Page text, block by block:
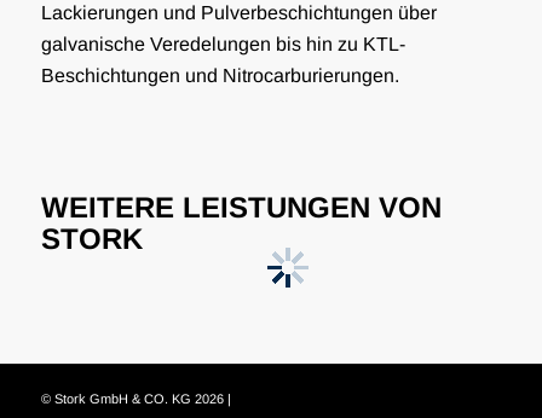
Lackierungen und Pulverbeschichtungen über
galvanische Veredelungen bis hin zu KTL-
Beschichtungen und Nitrocarburierungen.
WEITERE LEISTUNGEN VON
STORK
© Stork GmbH & CO. KG 2026 |